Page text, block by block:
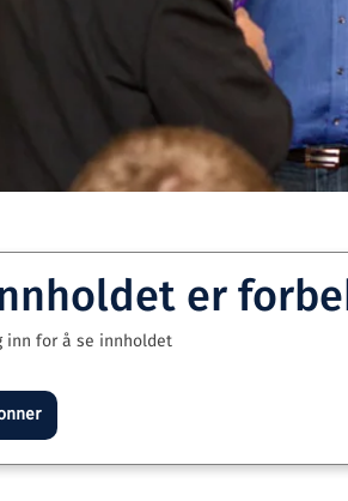
er
inn for å se innholdet